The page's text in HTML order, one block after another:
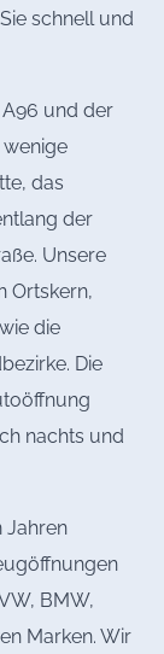
schnell und
und der
wenige
das
der
Unsere
Ortskern,
die
Die
nachts und
Jahren
BMW,
Marken. Wir